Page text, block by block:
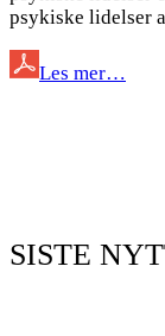
psykiske lidelser
Les mer…
SISTE